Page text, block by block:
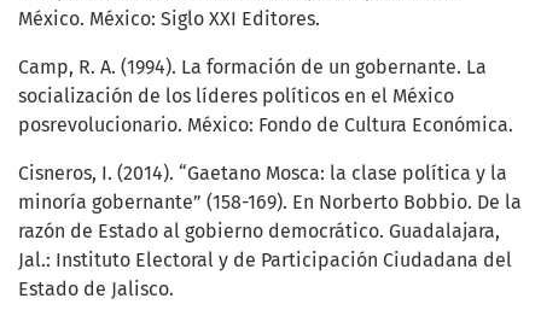
México. México: Siglo XXI Editores.
Camp, R. A. (1994). La formación de un gobernante. La
socialización de los líderes políticos en el México
posrevolucionario. México: Fondo de Cultura Económica.
Cisneros, I. (2014). “Gaetano Mosca: la clase política y la
minoría gobernante” (158-169). En Norberto Bobbio. De la
razón de Estado al gobierno democrático. Guadalajara,
Jal.: Instituto Electoral y de Participación Ciudadana del
Estado de Jalisco.